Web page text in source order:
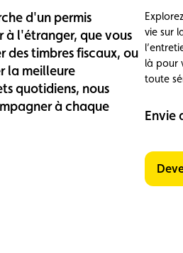
d'un permis
l'étranger, que vous
des timbres fiscaux, ou
la meilleure
quotidiens, nous
à chaque
vie sur
là pour
toute
Envie